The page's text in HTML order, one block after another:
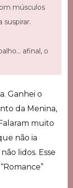
músculos
afinal, o
Ganhei o
da Menina,
muito
não ia
lidos. Esse